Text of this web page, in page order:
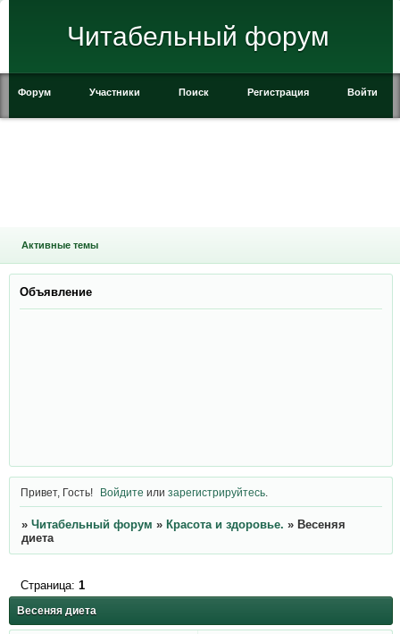
Читабельный форум
Форум Участники Поиск Регистрация Войти
Активные темы
Объявление
Привет, Гость! Войдите илизарегистрируйтесь
» Читабельный форум » Красота и здоровье. » Весеняя
диета
Весеняя диета
Страница: 1